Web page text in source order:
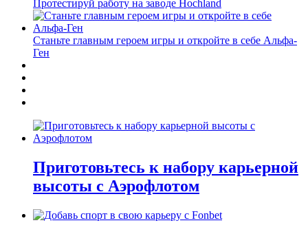
Протестируй работу на заводе Hochland
Станьте главным героем игры и откройте в себе Альфа-
Ген
Приготовьтесь к набору карьерной
высоты с Аэрофлотом